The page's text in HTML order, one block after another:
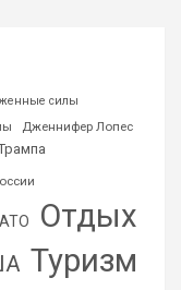
силы
Дженнифер Лопес
Отдых
Туризм